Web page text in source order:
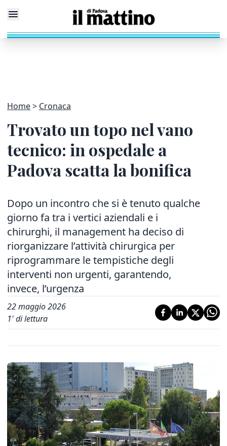
Home Cronaca
Trovato un topo nel vano
tecnico: in ospedale a
Padova scatta la bonifica
Dopo un incontro che si è tenuto qualche
giorno fa tra i vertici aziendali e i
chirurghi, il management ha deciso di
riorganizzare l’attività chirurgica per
riprogrammare le tempistiche degli
interventi non urgenti, garantendo,
invece, l’urgenza
22 maggio 2026
1' di lettura